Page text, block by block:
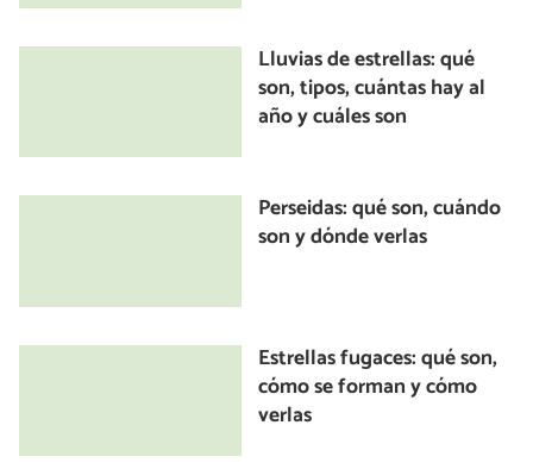
Lluvias de estrellas: qué
son, tipos, cuántas hay al
año y cuáles son
Perseidas: qué son, cuándo
son y dónde verlas
Estrellas fugaces: qué son,
cómo se forman y cómo
verlas